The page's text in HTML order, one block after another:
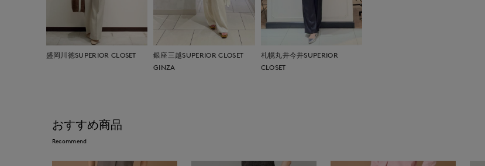
盛岡川徳SUPERIOR CLOSET
銀座三越SUPERIOR CLOSET
GINZA
札幌丸井今井SUPERIOR
CLOSET
おすすめ商品
Recommend